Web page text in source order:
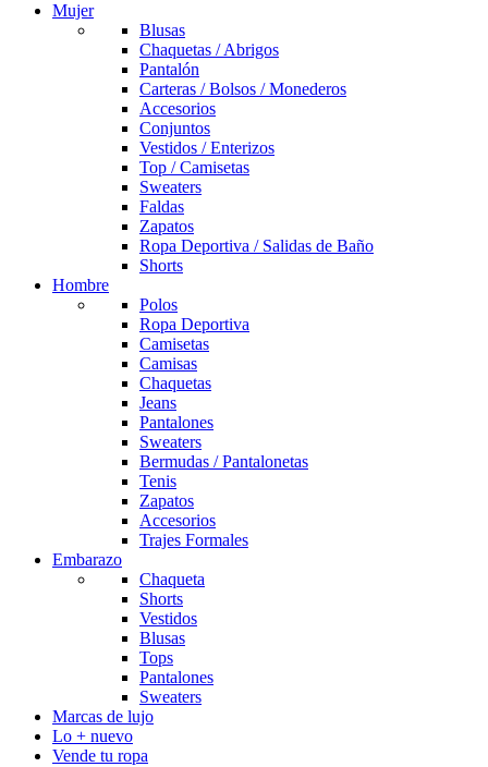
Mujer
Blusas
Chaquetas / Abrigos
Pantalón
Carteras / Bolsos / Monederos
Accesorios
Conjuntos
Vestidos / Enterizos
Top / Camisetas
Sweaters
Faldas
Zapatos
Ropa Deportiva / Salidas de Baño
Shorts
Hombre
Polos
Ropa Deportiva
Camisetas
Camisas
Chaquetas
Jeans
Pantalones
Sweaters
Bermudas / Pantalonetas
Tenis
Zapatos
Accesorios
Trajes Formales
Embarazo
Chaqueta
Shorts
Vestidos
Blusas
Tops
Pantalones
Sweaters
Marcas de lujo
Lo + nuevo
Vende tu ropa